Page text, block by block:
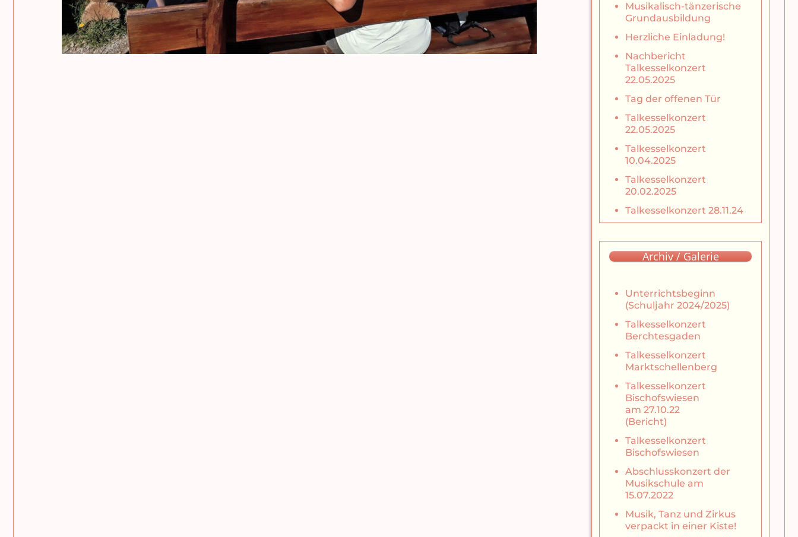
Musikalisch-tänzerische
Grundausbildung
Herzliche Einladung!
Nachbericht
Talkesselkonzert
22.05.2025
Tag der offenen Tür
Talkesselkonzert
22.05.2025
Talkesselkonzert
10.04.2025
Talkesselkonzert
20.02.2025
Talkesselkonzert 28.11.24
Archiv / Galerie
Unterrichtsbeginn
(Schuljahr 2024/2025)
Talkesselkonzert
Berchtesgaden
Talkesselkonzert
Marktschellenberg
Talkesselkonzert
Bischofswiesen
am 27.10.22
(Bericht)
Talkesselkonzert
Bischofswiesen
Abschlusskonzert der
Musikschule am
15.07.2022
Musik, Tanz und Zirkus
verpackt in einer Kiste!